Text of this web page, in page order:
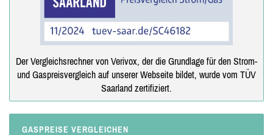
Der Vergleichsrechner von Verivox, der die Grundlage für den Strom-
und Gaspreisvergleich auf unserer Webseite bildet, wurde vom TÜV
Saarland zertifiziert.
GASPREISE VERGLEICHEN